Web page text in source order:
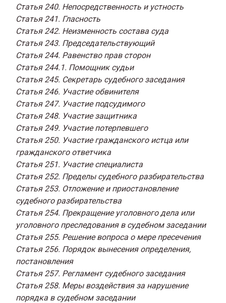
Статья 240. Непосредственность и устность
Статья 241. Гласность
Статья 242. Неизменность состава суда
Статья 243. Председательствующий
Статья 244. Равенство прав сторон
Статья 244.1. Помощник судьи
Статья 245. Секретарь судебного заседания
Статья 246. Участие обвинителя
Статья 247. Участие подсудимого
Статья 248. Участие защитника
Статья 249. Участие потерпевшего
Статья 250. Участие гражданского истца или
гражданского ответчика
Статья 251. Участие специалиста
Статья 252. Пределы судебного разбирательства
Статья 253. Отложение и приостановление
судебного разбирательства
Статья 254. Прекращение уголовного дела или
уголовного преследования в судебном заседании
Статья 255. Решение вопроса о мере пресечения
Статья 256. Порядок вынесения определения,
постановления
Статья 257. Регламент судебного заседания
Статья 258. Меры воздействия за нарушение
порядка в судебном заседании